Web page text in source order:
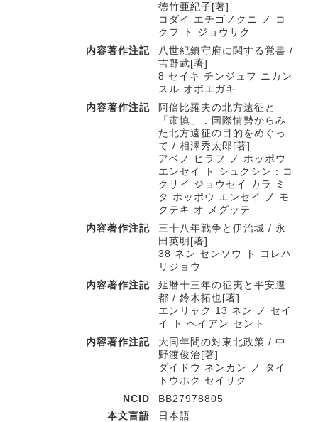
徳竹亜紀子[著]
コダイ エチゴノクニ ノ コ
クフ ト ジョウサク
内容著作注記
八世紀鎮守府に関する覚書 /
吉野武[著]
8 セイキ チンジュフ ニカン
スル オボエガキ
内容著作注記
阿倍比羅夫の北方遠征と
「粛慎」 : 国際情勢からみ
た北方遠征の目的をめぐっ
て / 相澤秀太郎[著]
アベノ ヒラフ ノ ホッポウ
エンセイ ト シュクシン : コ
クサイ ジョウセイ カラ ミ
タ ホッポウ エンセイ ノ モ
クテキ オ メグッテ
内容著作注記
三十八年戦争と伊治城 / 永
田英明[著]
38 ネン センソウ ト コレハ
リジョウ
内容著作注記
延暦十三年の征夷と平安遷
都 / 鈴木拓也[著]
エンリャク 13 ネン ノ セイ
イ ト ヘイアン セント
内容著作注記
大同年間の対東北政策 / 中
野渡俊治[著]
ダイドウ ネンカン ノ タイ
トウホク セイサク
NCID
BB27978805
本文言語
日本語